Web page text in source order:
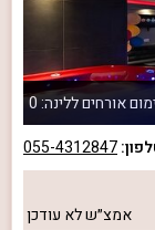
אורחים ללינה: 0
055-4312847
אמצ״שלא עודכן